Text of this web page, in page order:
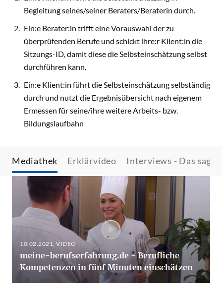
Begleitung seines/seiner Beraters/Beraterin durch.
Ein:e Berater:in trifft eine Vorauswahl der zu
überprüfenden Berufe und schickt ihre:r Klient:in die
Sitzungs-ID, damit diese die Selbsteinschätzung selbst
durchführen kann.
Ein:e Klient:in führt die Selbsteinschätzung selbständig
durch und nutzt die Ergebnisübersicht nach eigenem
Ermessen für seine/ihre weitere Arbeits- bzw.
Bildungslaufbahn
Mediathek Erklärvideo Interviews - Das
10.02.2021, VIDEO
meine-berufserfahrung.de - Berufliche
Kompetenzen in fünf Minuten einschätzen